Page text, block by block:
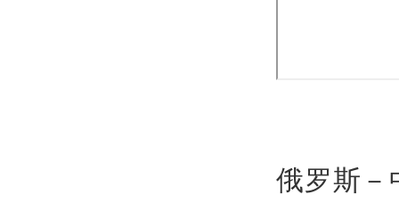
俄罗斯－